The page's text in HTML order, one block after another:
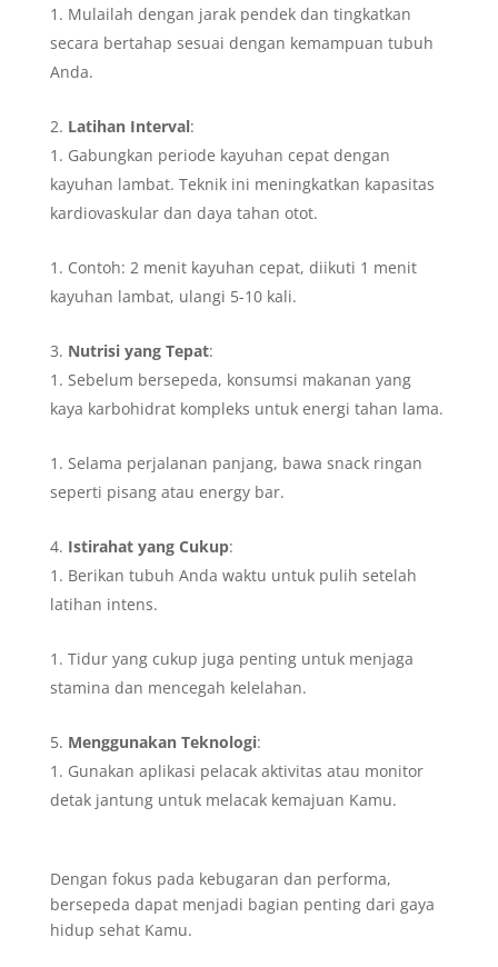
Mulailah dengan jarak pendek dan tingkatkan
secara bertahap sesuai dengan kemampuan tubuh
Anda.
Latihan Interval:
Gabungkan periode kayuhan cepat dengan
kayuhan lambat. Teknik ini meningkatkan kapasitas
kardiovaskular dan daya tahan otot.
Contoh: 2 menit kayuhan cepat, diikuti 1 menit
kayuhan lambat, ulangi 5-10 kali.
Nutrisi yang Tepat:
Sebelum bersepeda, konsumsi makanan yang
kaya karbohidrat kompleks untuk energi tahan lama.
Selama perjalanan panjang, bawa snack ringan
seperti pisang atau energy bar.
Istirahat yang Cukup:
Berikan tubuh Anda waktu untuk pulih setelah
latihan intens.
Tidur yang cukup juga penting untuk menjaga
stamina dan mencegah kelelahan.
Menggunakan Teknologi:
Gunakan aplikasi pelacak aktivitas atau monitor
detak jantung untuk melacak kemajuan Kamu.
Dengan fokus pada kebugaran dan performa,
bersepeda dapat menjadi bagian penting dari gaya
hidup sehat Kamu.